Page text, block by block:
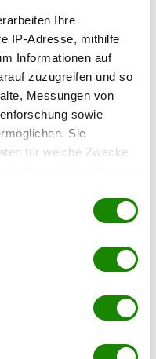
Ihre
IP-Adresse, mithilfe
Informationen auf
zuzugreifen und so
Messungen von
sowie
Sie
für welche Zwecke
jederzeit über die
Lage
identifizieren